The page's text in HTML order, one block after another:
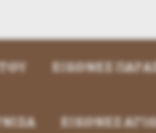
ΕΙΚΌΝΕΣ
ΕΙΚΟΝΕΣ